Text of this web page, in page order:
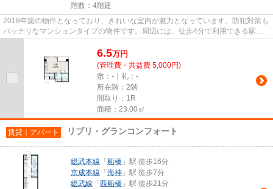
階数：4階建
2018年築の物件となっており、きれいな室内が魅力となっています。防犯対策も
バッチリなマンションタイプの物件です。周辺には、徒歩4分で利用できる駅が
6.5万円
(管理費・共益費 5,000円)
敷：-｜礼：-
所在階：2階
間取り：1R
面積：23.00㎡
賃貸｜アパート リブリ・グランコンフォート
総武本線 「 船橋 」駅 徒歩16分
京成本線 「 海神 」駅 徒歩7分
総武線 「 西船橋 」駅 徒歩21分